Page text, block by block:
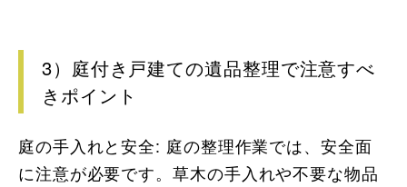
3）庭付き戸建ての遺品整理で注意すべ
きポイント
庭の手入れと安全: 庭の整理作業では、安全面
に注意が必要です。草木の手入れや不要な物品